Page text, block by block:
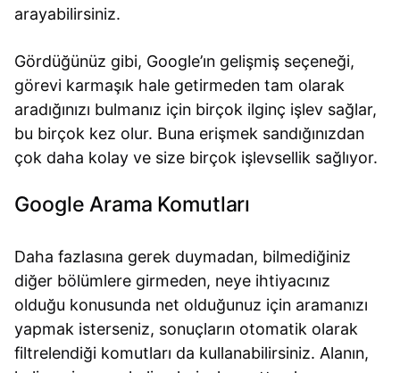
arayabilirsiniz.
Gördüğünüz gibi, Google’ın gelişmiş seçeneği,
görevi karmaşık hale getirmeden tam olarak
aradığınızı bulmanız için birçok ilginç işlev sağlar,
bu birçok kez olur. Buna erişmek sandığınızdan
çok daha kolay ve size birçok işlevsellik sağlıyor.
Google Arama Komutları
Daha fazlasına gerek duymadan, bilmediğiniz
diğer bölümlere girmeden, neye ihtiyacınız
olduğu konusunda net olduğunuz için aramanızı
yapmak isterseniz, sonuçların otomatik olarak
filtrelendiği komutları da kullanabilirsiniz. Alanın,